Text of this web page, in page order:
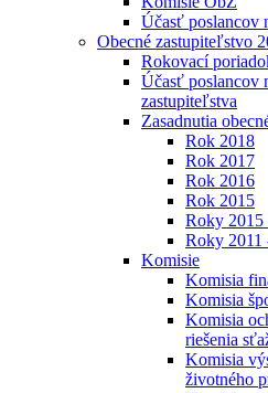
Účasť poslancov
Obecné zastupiteľstvo
Rokovací
Účasť poslancov
zastupiteľstva
Zasadnutia
Rok 2018
Rok 2017
Rok 2016
Rok 2015
Roky 2015
Roky 2011
Komisie
Komisia
Komisia
Komisia
riešenia
Komisia
životného